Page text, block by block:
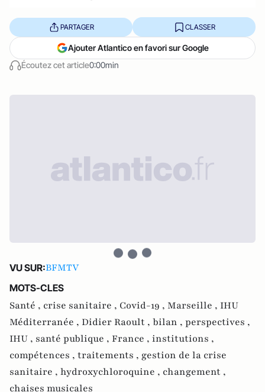
Écoutez cet article0:00min
PARTAGER CLASSER
Ajouter Atlantico en favori sur Google
VU SUR:BFMTV
MOTS-CLES
Santé , crise sanitaire , Covid-19 , Marseille , IHU
Méditerranée , Didier Raoult , bilan , perspectives ,
IHU , santé publique , France , institutions ,
compétences , traitements , gestion de la crise
sanitaire , hydroxychloroquine , changement ,
chaises musicales